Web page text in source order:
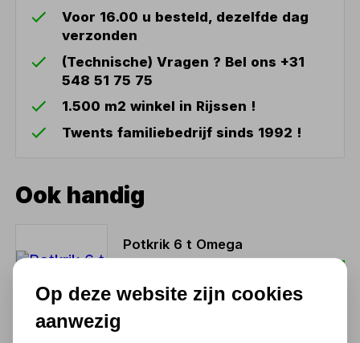
Voor 16.00 u besteld, dezelfde dag
verzonden
(Technische) Vragen ? Bel ons +31
548 51 75 75
1.500 m2 winkel in Rijssen !
Twents familiebedrijf sinds 1992 !
Ook handig
Potkrik 6 t Omega
50,75 excl. BTW
Op deze website zijn cookies
aanwezig